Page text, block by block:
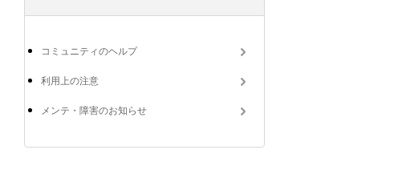
コミュニティのヘルプ
利用上の注意
メンテ・障害のお知らせ